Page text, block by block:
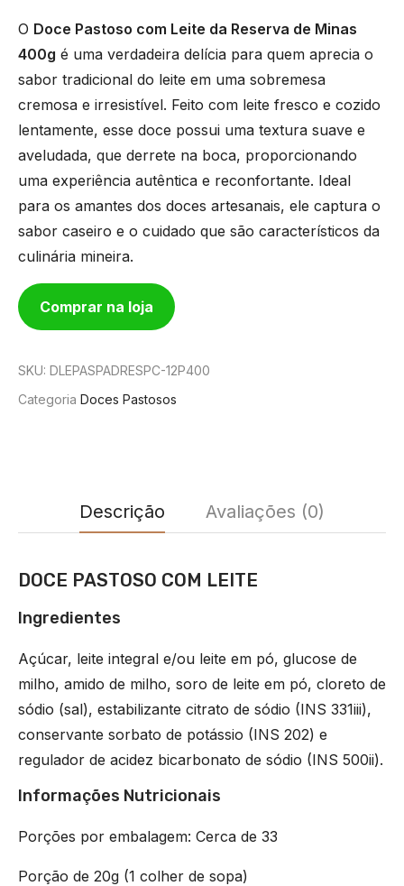
O Doce Pastoso com Leite da Reserva de Minas
400g é uma verdadeira delícia para quem aprecia o
sabor tradicional do leite em uma sobremesa
cremosa e irresistível. Feito com leite fresco e cozido
lentamente, esse doce possui uma textura suave e
aveludada, que derrete na boca, proporcionando
uma experiência autêntica e reconfortante. Ideal
para os amantes dos doces artesanais, ele captura o
sabor caseiro e o cuidado que são característicos da
culinária mineira.
Comprar na loja
SKU: DLEPASPADRESPC-12P400
Categoria Doces Pastosos
Descrição Avaliações (0)
DOCE PASTOSO COM LEITE
Ingredientes
Açúcar, leite integral e/ou leite em pó, glucose de
milho, amido de milho, soro de leite em pó, cloreto de
sódio (sal), estabilizante citrato de sódio (INS 331iii),
conservante sorbato de potássio (INS 202) e
regulador de acidez bicarbonato de sódio (INS 500ii).
Informações Nutricionais
Porções por embalagem: Cerca de 33
Porção de 20g (1 colher de sopa)